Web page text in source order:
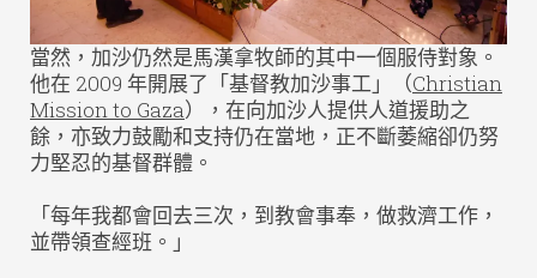
當然，加沙仍然是馬漢拿牧師的其中一個服侍對象。
他在 2009 年開展了「基督教加沙事工」（Christian
Mission to Gaza），在向加沙人提供人道援助之
餘，亦致力鼓勵和支持仍在當地，正不斷萎縮卻仍努
力堅忍的基督群體。
「每年我都會回去三次，到教會事奉，做救濟工作，
並帶領查經班。」